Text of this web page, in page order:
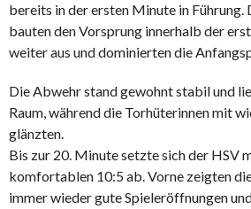
bereits in der ersten Minute in Führung.
bauten den Vorsprung innerhalb der
weiter aus und dominierten die
Die Abwehr stand gewohnt stabil und
Raum, während die Torhüterinnen mit
glänzten.
Bis zur 20. Minute setzte sich der HSV
komfortablen 10:5 ab. Vorne zeigten
immer wieder gute Spieleröffnungen